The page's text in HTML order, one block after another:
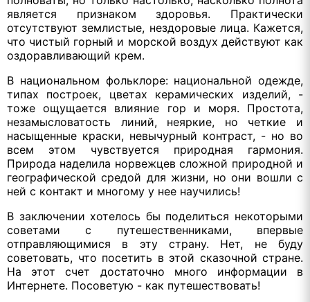
является признаком здоровья. Практически
отсутствуют землистые, нездоровые лица. Кажется,
что чистый горный и морской воздух действуют как
оздоравливающий крем.
В национальном фольклоре: национальной одежде,
типах построек, цветах керамических изделий, -
тоже ощущается влияние гор и моря. Простота,
незамысловатость линий, неяркие, но четкие и
насыщенные краски, невычурный контраст, - но во
всем этом чувствуется природная гармония.
Природа наделила норвежцев сложной природной и
географической средой для жизни, но они вошли с
ней с контакт и многому у нее научились!
В заключении хотелось бы поделиться некоторыми
советами с путешественниками, впервые
отправляющимися в эту страну. Нет, не буду
советовать, что посетить в этой сказочной стране.
На этот счет достаточно много информации в
Интернете. Посоветую - как путешествовать!